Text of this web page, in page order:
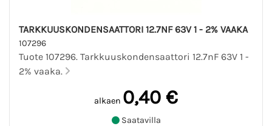
TARKKUUSKONDENSAATTORI 12.7NF 63V 1 - 2% VAAKA
107296
Tuote 107296. Tarkkuuskondensaattori 12.7nF 63V 1 -
2% vaaka.
alkaen 0,40 €
Saatavilla